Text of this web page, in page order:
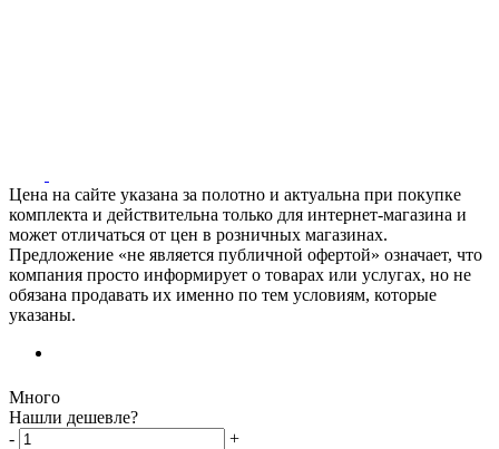
Цена на сайте указана за полотно и актуальна при покупке
комплекта и действительна только для интернет-магазина и
может отличаться от цен в розничных магазинах.
Предложение «не является публичной офертой» означает, что
компания просто информирует о товарах или услугах, но не
обязана продавать их именно по тем условиям, которые
указаны.
Много
Нашли дешевле?
-
+